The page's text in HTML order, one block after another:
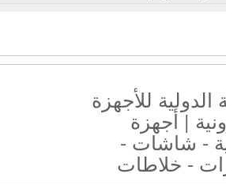
الدولية للأجهزة
| أجهزة
- شاشات -
- خلاطات